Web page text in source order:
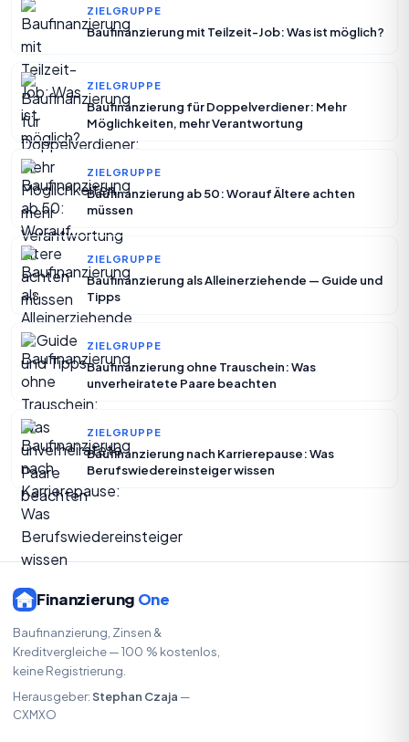
ZIELGRUPPE
Baufinanzierung mit Teilzeit-Job: Was ist möglich?
ZIELGRUPPE
Baufinanzierung für Doppelverdiener: Mehr
Möglichkeiten, mehr Verantwortung
ZIELGRUPPE
Baufinanzierung ab 50: Worauf Ältere achten
müssen
ZIELGRUPPE
Baufinanzierung als Alleinerziehende — Guide und
Tipps
ZIELGRUPPE
Baufinanzierung ohne Trauschein: Was
unverheiratete Paare beachten
ZIELGRUPPE
Baufinanzierung nach Karrierepause: Was
Berufswiedereinsteiger wissen
Finanzierung One
Baufinanzierung, Zinsen &
Kreditvergleiche — 100 % kostenlos,
keine Registrierung.
Herausgeber:Stephan Czaja —
CXMXO